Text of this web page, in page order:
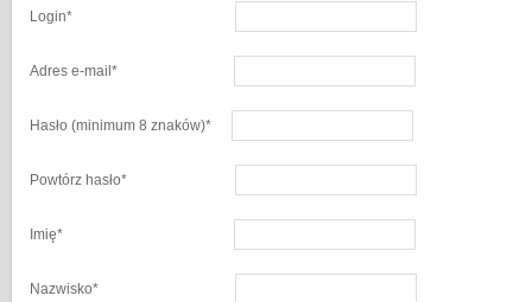
Login*
Adres e-mail *
Hasło (minimum 8 znaków)*
Powtórz hasło*
Imię*
Nazwisko*